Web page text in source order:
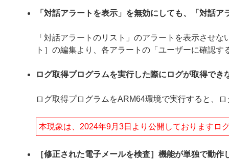
「対話アラートを表示」を無効にしても、「対話
「対話アラートのリスト」のアラートを表示させ
ト］の編集より、各アラートの「ユーザーに確認
ログ取得プログラムを実行した際にログが取得でき
ログ取得プログラムをARM64環境で実行すると、
本現象は、2024年9月3日より公開しておりますロ
［修正された電子メールを検査］機能が単独で動作